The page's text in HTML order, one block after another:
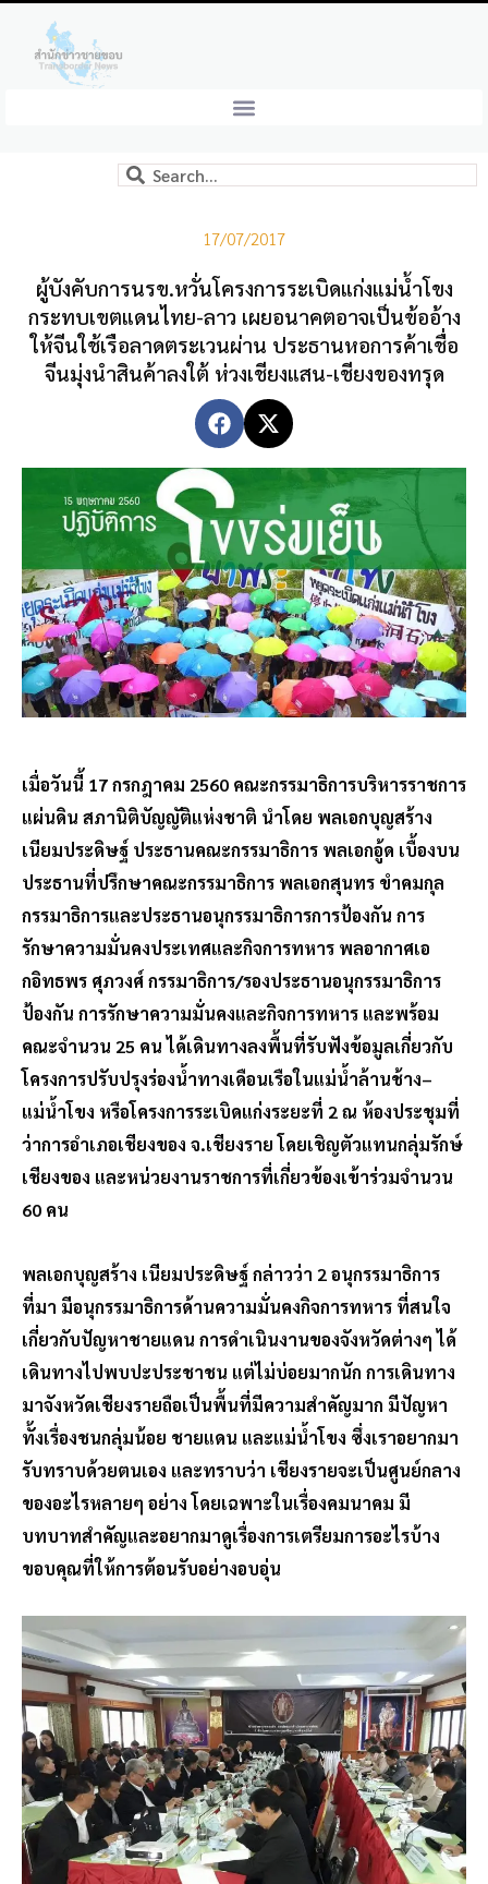
17/07/2017
ผู้บังคับการนรข.หวั่นโครงการระเบิดแก่งแม่น้ำโขง
กระทบเขตแดนไทย-ลาว เผยอนาคตอาจเป็นข้ออ้าง
ให้จีนใช้เรือลาดตระเวนผ่าน ประธานหอการค้าเชื่อ
จีนมุ่งนำสินค้าลงใต้ ห่วงเชียงแสน-เชียงของทรุด
เมื่อวันนี้ 17 กรกฎาคม 2560 คณะกรรมาธิการบริหารราชการ
แผ่นดิน สภานิติบัญญัติแห่งชาติ นำโดย พลเอกบุญสร้าง
เนียมประดิษฐ์ ประธานคณะกรรมาธิการ พลเอกอู้ด เบื้องบน
ประธานที่ปรึกษาคณะกรรมาธิการ พลเอกสุนทร ขำคมกุล
กรรมาธิการและประธานอนุกรรมาธิการการป้องกัน การ
รักษาความมั่นคงประเทศและกิจการทหาร พลอากาศเอ
กอิทธพร ศุภวงศ์ กรรมาธิการ/รองประธานอนุกรรมาธิการ
ป้องกัน การรักษาความมั่นคงและกิจการทหาร และพร้อม
คณะจำนวน 25 คน ได้เดินทางลงพื้นที่รับฟังข้อมูลเกี่ยวกับ
โครงการปรับปรุงร่องน้ำทางเดือนเรือในแม่น้ำล้านช้าง–
แม่น้ำโขง หรือโครงการระเบิดแก่งระยะที่ 2 ณ ห้องประชุมที่
ว่าการอำเภอเชียงของ จ.เชียงราย โดยเชิญตัวแทนกลุ่มรักษ์
เชียงของ และหน่วยงานราชการที่เกี่ยวข้องเข้าร่วมจำนวน
60 คน
พลเอกบุญสร้าง เนียมประดิษฐ์ กล่าวว่า 2 อนุกรรมาธิการ
ที่มา มีอนุกรรมาธิการด้านความมั่นคงกิจการทหาร ที่สนใจ
เกี่ยวกับปัญหาชายแดน การดำเนินงานของจังหวัดต่างๆ ได้
เดินทางไปพบปะประชาชน แต่ไม่บ่อยมากนัก การเดินทาง
มาจังหวัดเชียงรายถือเป็นพื้นที่มีความสำคัญมาก มีปัญหา
ทั้งเรื่องชนกลุ่มน้อย ชายแดน และแม่น้ำโขง ซึ่งเราอยากมา
รับทราบด้วยตนเอง และทราบว่า เชียงรายจะเป็นศูนย์กลาง
ของอะไรหลายๆ อย่าง โดยเฉพาะในเรื่องคมนาคม มี
บทบาทสำคัญและอยากมาดูเรื่องการเตรียมการอะไรบ้าง
ขอบคุณที่ให้การต้อนรับอย่างอบอุ่น